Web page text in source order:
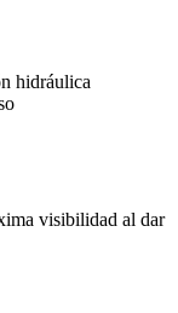
hidráulica
visibilidad al dar